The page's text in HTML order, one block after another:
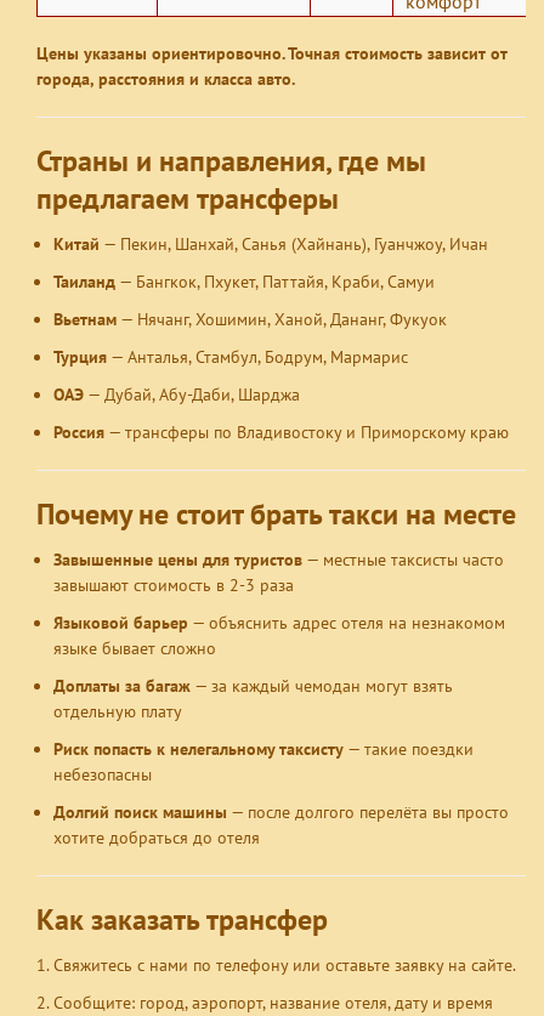
Цены указаны ориентировочно. Точная стоимость зависит от
города, расстояния и класса авто.
Страны и направления, где мы
предлагаем трансферы
Китай — Пекин, Шанхай, Санья (Хайнань), Гуанчжоу, Ичан
Таиланд — Бангкок, Пхукет, Паттайя, Краби, Самуи
Вьетнам — Нячанг, Хошимин, Ханой, Дананг, Фукуок
Турция — Анталья, Стамбул, Бодрум, Мармарис
ОАЭ — Дубай, Абу-Даби, Шарджа
Россия — трансферы по Владивостоку и Приморскому краю
Почему не стоит брать такси на месте
Завышенные цены для туристов — местные таксисты часто
завышают стоимость в 2-3 раза
Языковой барьер — объяснить адрес отеля на незнакомом
языке бывает сложно
Доплаты за багаж — за каждый чемодан могут взять
отдельную плату
Риск попасть к нелегальному таксисту — такие поездки
небезопасны
Долгий поиск машины — после долгого перелёта вы просто
хотите добраться до отеля
Как заказать трансфер
Свяжитесь с нами по телефону или оставьте заявку на сайте.
Сообщите: город, аэропорт, название отеля, дату и время